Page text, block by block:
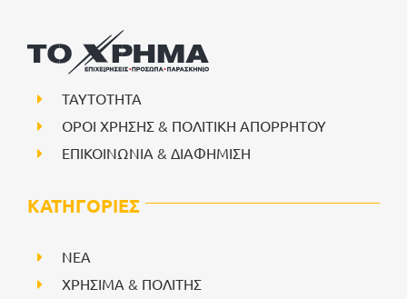
ΤΑΥΤΟΤΗΤΑ
ΟΡΟΙ ΧΡΗΣΗΣ & ΠΟΛΙΤΙΚΗ ΑΠΟΡΡΗΤΟΥ
ΕΠΙΚΟΙΝΩΝΙΑ & ΔΙΑΦΗΜΙΣΗ
ΚΑΤΗΓΟΡΙΕΣ
NEA
ΧΡΗΣΙΜΑ & ΠΟΛΙΤΗΣ